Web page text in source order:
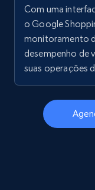
URL, Final
Specifications,
more.
5.6K+
Walmart -
Com uma
o Google
monitoramento
desempenho de
suas operações